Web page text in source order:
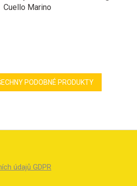
Cuello Marino
PODOBNÉ PRODUKTY
údajů GDPR